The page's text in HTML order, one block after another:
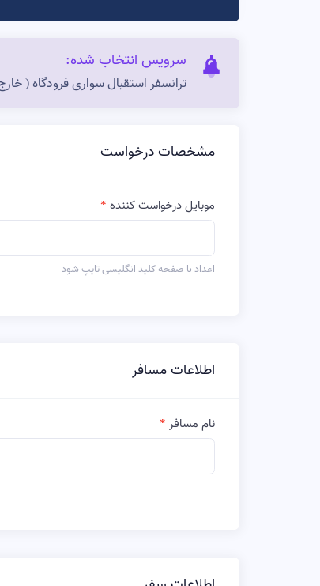
سرویس انتخاب شده:
ترانسفر استقبال سواری فرودگاه (
مشخصات درخواست
موبایل درخواست کننده
اعداد با صفحه کلید انگلیسی تایپ شود
اطلاعات مسافر
نام مسافر